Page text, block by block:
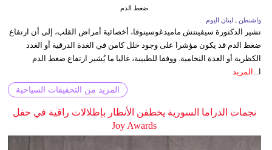
ضغط الدم
واشنطن ـ لبنان اليوم
تشير الدكتورة سيفينتش ماميدغوسينوفا، أخصائية أمراض القلب، إلى أن ارتفاع
ضغط الدم قد يكون مؤشرا على وجود خلل كامن في الغدة الدرقية أو الغدد
الكظرية أو الغدة النخامية. ووفقا للطبيبة، غالبا ما يُشير ارتفاع ضغط الدم
ا...
المزيد
المزيد من التحقيقات السياحية
نجمات الدراما السورية يخطفن الأنظار بإطلالات راقية في حفل
Joy Awards